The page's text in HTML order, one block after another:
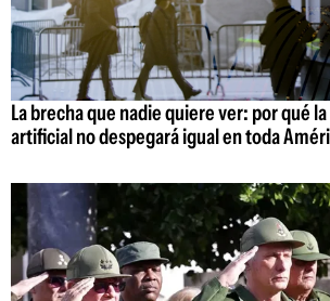
La brecha que nadie quiere ver: por qué
artificial no despegará igual en toda